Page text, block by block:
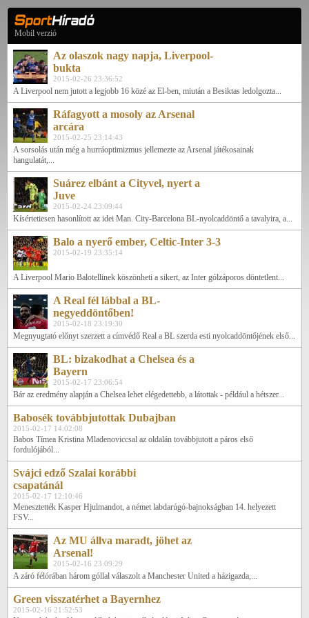
Mobil verzió
Az olaszok nagy napja, Liverpool-
bukta
2015-02-26 23:36:52
A Liverpool nem jutott a legjobb 16 közé az El-ben, miután a Besiktas ledolgozta...
Ráfagyott a mosoly az Arsenal
arcára
2015-02-25 23:14:43
A sorsolás után még a hurráoptimizmus jellemezte az Arsenal játékosainak
hangulatát,...
Suárez elbánt a Cityvel, nyert a
Juve
2015-02-24 23:09:44
Kísértetiesen hasonlított az idei Man. City-Barcelona BL-nyolcaddöntő a tavalyira, a...
Balo a nyerő ember, Celtic-Inter 3-3
2015-02-19 23:35:14
A Liverpool Mario Balotellinek köszönheti a sikert, az Inter gólzáporos döntetlent...
A Real fél lábbal a BL-
negyeddöntőben!
2015-02-18 23:19:30
Megnyugtató előnyt szerzett a címvédő Real a BL szerda esti nyolcaddöntőjének első...
BL: bizakodhat a Chelsea és a
Bayern
2015-02-17 23:06:54
Bár az eredmény alapján a Chelsea lehet elégedettebb, a látottak - például a hétszer...
Babosék továbbjutottak Dubajban
2015-02-17 14:02:08
Babos Tímea Kristina Mladenoviccsal az oldalán továbbjutott a páros első
fordulójából...
Svájci edző Szalai korábbi
csapatánál
2015-02-17 12:10:46
Menesztették Kasper Hjulmandot, a német labdarúgó-bajnokságban 14. helyezett
FSV...
Az MU állva maradt, jöhet az
Arsenal!
2015-02-16 23:09:29
A záró félórában három góllal válaszolt a Manchester United a házigazda,...
Green visszatérhet a Bayernhez
2015-02-16 21:52:53